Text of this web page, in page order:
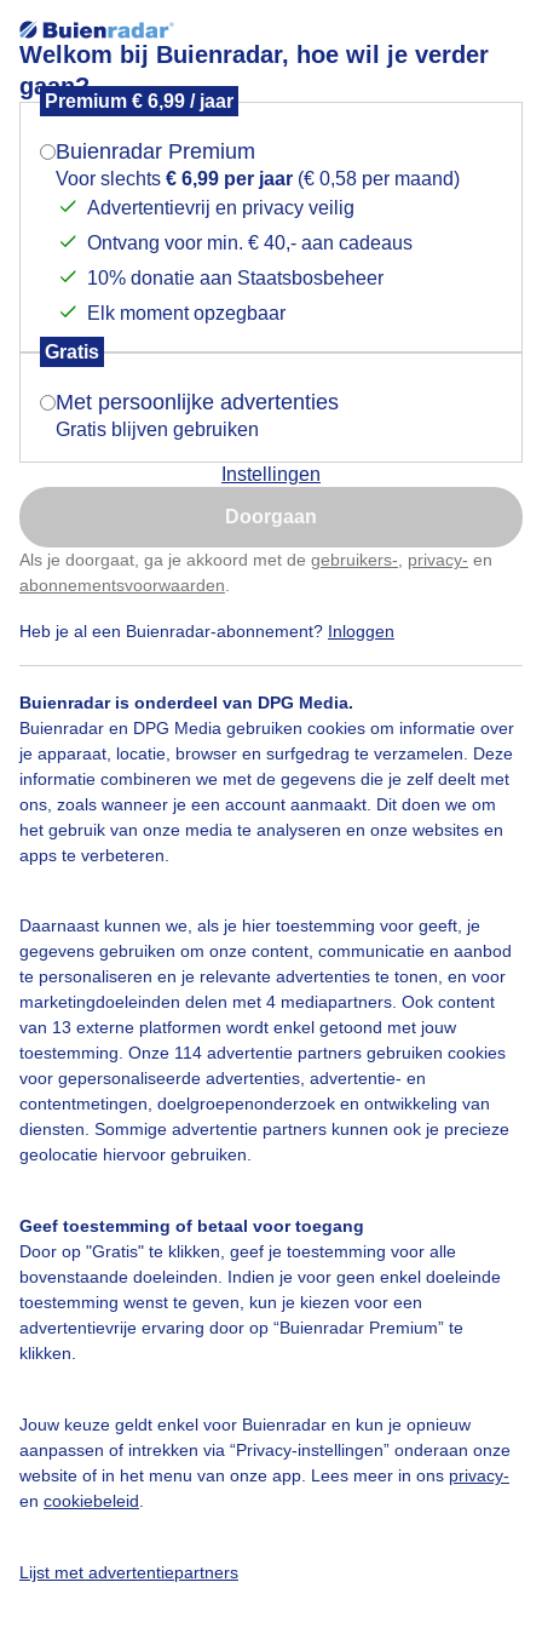
Welkom bij Buienradar, hoe wil je verder
gaan?
Premium € 6,99 / jaar
Buienradar Premium
Voor slechts € 6,99 per jaar (€ 0,58 per maand)
Advertentievrij en privacy veilig
Ontvang voor min. € 40,- aan cadeaus
10% donatie aan Staatsbosbeheer
Elk moment opzegbaar
Gratis
Met persoonlijke advertenties
Gratis blijven gebruiken
Instellingen
Doorgaan
Als je doorgaat, ga je akkoord met de gebruikers- privacy- en
abonnementsvoorwaarden
Heb je al een Buienradar-abonnement? Inloggen
Buienradar is onderdeel van DPG Media.
Buienradar en DPG Media gebruiken cookies om informatie over
je apparaat, locatie, browser en surfgedrag te verzamelen. Deze
informatie combineren we met de gegevens die je zelf deelt met
ons, zoals wanneer je een account aanmaakt. Dit doen we om
het gebruik van onze media te analyseren en onze websites en
apps te verbeteren.
Daarnaast kunnen we, als je hier toestemming voor geeft, je
gegevens gebruiken om onze content, communicatie en aanbod
te personaliseren en je relevante advertenties te tonen, en voor
marketingdoeleinden delen met 4 mediapartners. Ook content
van 13 externe platformen wordt enkel getoond met jouw
toestemming. Onze 114 advertentie partners gebruiken cookies
voor gepersonaliseerde advertenties, advertentie- en
contentmetingen, doelgroepenonderzoek en ontwikkeling van
diensten. Sommige advertentie partners kunnen ook je precieze
geolocatie hiervoor gebruiken.
Geef toestemming of betaal voor toegang
Door op "Gratis" te klikken, geef je toestemming voor alle
bovenstaande doeleinden. Indien je voor geen enkel doeleinde
toestemming wenst te geven, kun je kiezen voor een
advertentievrije ervaring door op “Buienradar Premium” te
klikken.
Jouw keuze geldt enkel voor Buienradar en kun je opnieuw
aanpassen of intrekken via “Privacy-instellingen” onderaan onze
website of in het menu van onze app. Lees meer in ons privacy-
en cookiebeleid
Lijst met advertentiepartners
Flinke buien aan de kust
Door: Gerard Boukes
Bekijk slideshow
Over Buienradar
Bedrijfsgegevens
Veelgestelde vragen
Toegankelijkheid
Gebruikersvoorwaarden
Adverteren
Cookie beleid
Privacy instellingen
Mogen we je locatie gebruiken voor het
Indien je hier nog geen akkoord op hebt gegeven,
verschijnt er zo een pop-up uit je browser waarin
Is goed, toon de popup
Nu niet, misschien later
Klik hierom dit aan te passen